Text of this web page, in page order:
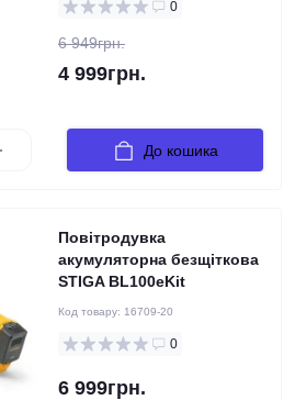
0
6 949грн.
4 999грн.
До кошика
Повітродувка
акумуляторна безщіткова
STIGA BL100eKit
Код товару: 16709-20
0
6 999грн.